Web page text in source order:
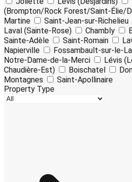
(Brompton/Rock Forest/Saint-Élie/
Martine
Saint-Jean-sur-Richelieu
Laval (Sainte-Rose)
Chambly
Sainte-Adèle
Saint-Romain
Napierville
Fossambault-sur-le-
Notre-Dame-de-la-Merci
Lévis
Chaudière-Est)
Boischatel
Montagnes
Saint-Apollinaire
Property Type